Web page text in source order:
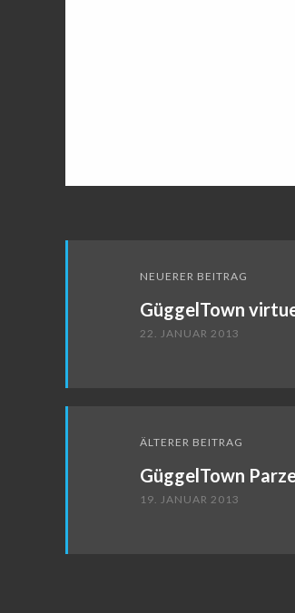
NEUERER BEITRAG
GüggelTown
22. JANUAR 2013
ÄLTERER BEITRAG
GüggelTown
19. JANUAR 2013